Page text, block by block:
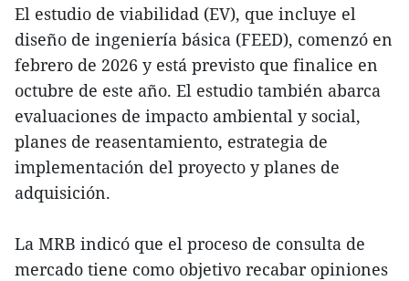
El estudio de viabilidad (EV), que incluye el
diseño de ingeniería básica (FEED), comenzó en
febrero de 2026 y está previsto que finalice en
octubre de este año. El estudio también abarca
evaluaciones de impacto ambiental y social,
planes de reasentamiento, estrategia de
implementación del proyecto y planes de
adquisición.
La MRB indicó que el proceso de consulta de
mercado tiene como objetivo recabar opiniones